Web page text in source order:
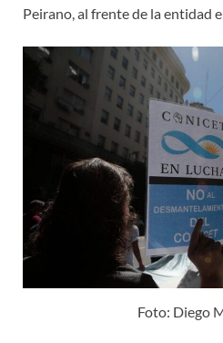
Peirano, al frente de la entidad
Foto: Diego